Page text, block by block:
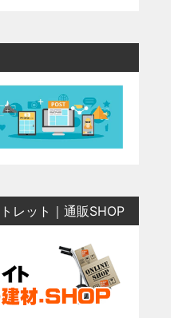
レット｜通販SHOP